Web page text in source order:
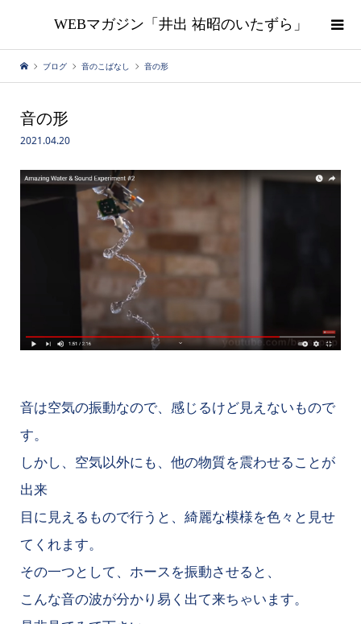
WEBマガジン「井出 祐昭のいたずら」
ブログ 音のこばなし 音の形
音の形
2021.04.20
音は空気の振動なので、感じるけど見えないもので
す。
しかし、空気以外にも、他の物質を震わせることが
出来
目に見えるもので行うと、綺麗な模様を色々と見せ
てくれます。
その一つとして、ホースを振動させると、
こんな音の波が分かり易く出て来ちゃいます。